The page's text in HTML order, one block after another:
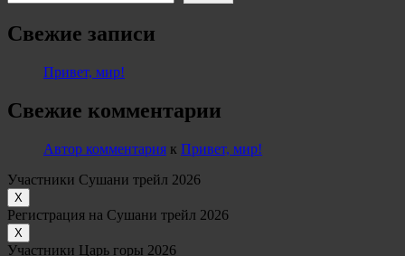
Свежие записи
Привет, мир!
Свежие комментарии
Автор комментария к Привет, мир!
Участники Сушани трейл 2026
Х
Регистрация на Сушани трейл 2026
Х
Участники Царь горы 2026